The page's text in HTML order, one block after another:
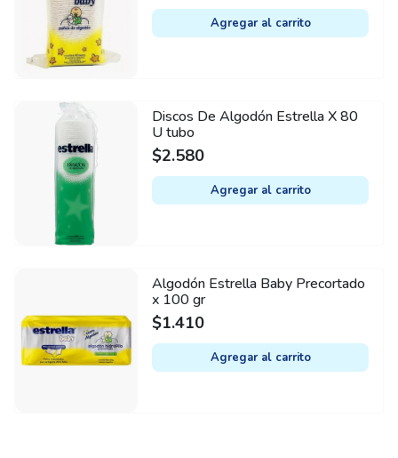
Agregar al carrito
Discos De Algodón Estrella X 80
U tubo
$2.580
Agregar al carrito
Algodón Estrella Baby Precortado
x 100 gr
$1.410
Agregar al carrito